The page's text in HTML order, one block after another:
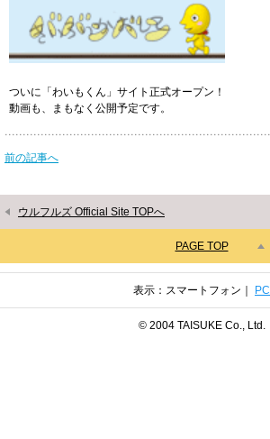
ついに「わいもくん」サイト正式オープン！
動画も、まもなく公開予定です。
前の記事へ
ウルフルズ Official Site TOPへ
PAGE TOP
表示：スマートフォン｜ PC
© 2004 TAISUKE Co., Ltd.